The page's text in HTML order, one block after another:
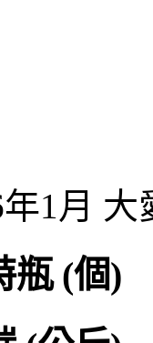
1月
瓶 (個)